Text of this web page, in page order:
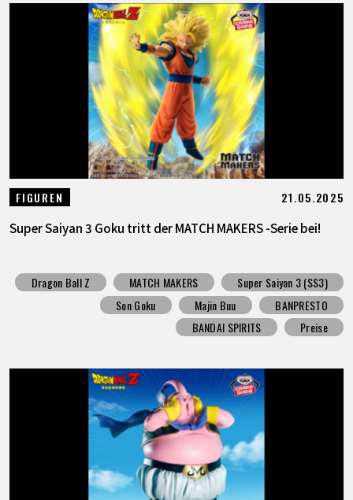
FIGUREN 21.05.2025
Super Saiyan 3 Goku tritt der MATCH MAKERS -Serie bei!
Dragon Ball Z MATCH MAKERS
Super Saiyan 3 (SS3)
Son Goku
Majin Buu
BANPRESTO
BANDAI SPIRITS
Preise